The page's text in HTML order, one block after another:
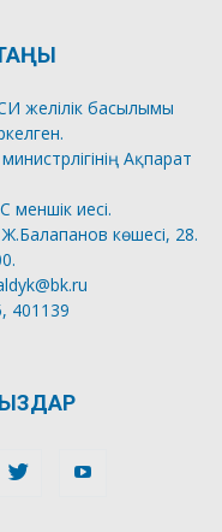
желілік басылымы
Ақпарат
иесі.
көшесі, 28.
401139